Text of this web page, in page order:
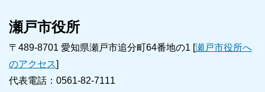
瀬戸市役所
〒489-8701 愛知県瀬戸市追分町64番地の1 [瀬戸市役所へ
のアクセス]
代表電話：0561-82-7111